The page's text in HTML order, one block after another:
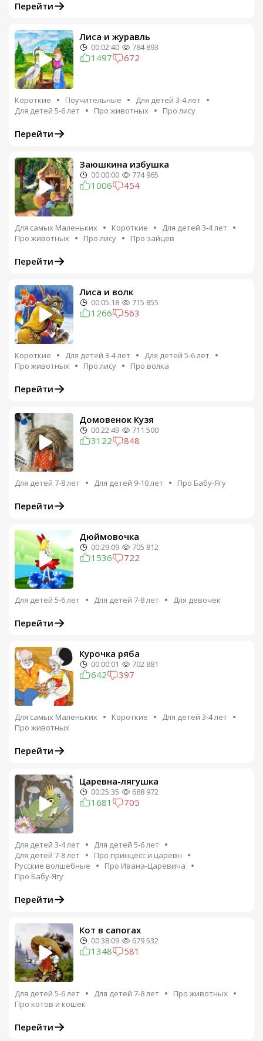
Перейти
Лиса и журавль
00:02:40 784 893
1497 672
Короткие Поучительные
Для детей 3-4 лет
Для детей 5-6 лет
Про животных Про лису
Перейти
Заюшкина избушка
00:00:00 774 965
1006 454
Для самых Маленьких Короткие
Для детей 3-4 лет
Про животных
Про лису Про зайцев
Перейти
Лиса и волк
00:05:18 715 855
1266 563
Короткие Для детей 3-4 лет
Для детей 5-6 лет
Про животных
Про лису Про волка
Перейти
Домовенок Кузя
00:22:49 711 500
3122 848
Для детей 7-8 лет Для детей 9-10 лет Про Бабу-Ягу
Перейти
Дюймовочка
00:29:09 705 812
1536 722
Для детей 5-6 лет Для детей 7-8 лет Для девочек
Перейти
Курочка ряба
00:00:01 702 881
642 397
Для самых Маленьких Короткие
Для детей 3-4 лет
Про животных
Перейти
Царевна-лягушка
00:25:35 688 972
1681 705
Для детей 3-4 лет
Для детей 5-6 лет
Для детей 7-8 лет
Про принцесс и царевн
Русские волшебные
Про Ивана-Царевича
Про Бабу-Ягу
Перейти
Кот в сапогах
00:38:09 679 532
1348 581
Для детей 5-6 лет Для детей 7-8 лет
Про животных
Про котов и кошек
Перейти